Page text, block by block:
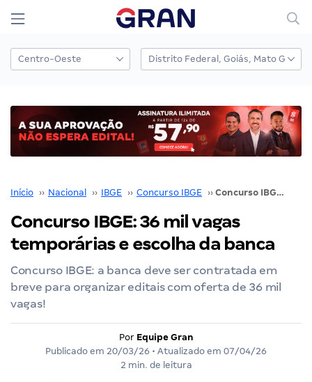
Início ›› Nacional ›› IBGE ›› Concurso IBGE ›› Concurso IBGE: 36 mil vagas temporárias e escolha da banca
Concurso IBGE: 36 mil vagas
temporárias e escolha da banca
Concurso IBGE: a banca deve ser contratada em
breve para organizar editais com oferta de 36 mil
vagas!
Por Equipe Gran
Publicado em 20/03/26 • Atualizado em 07/04/26
2 min. de leitura